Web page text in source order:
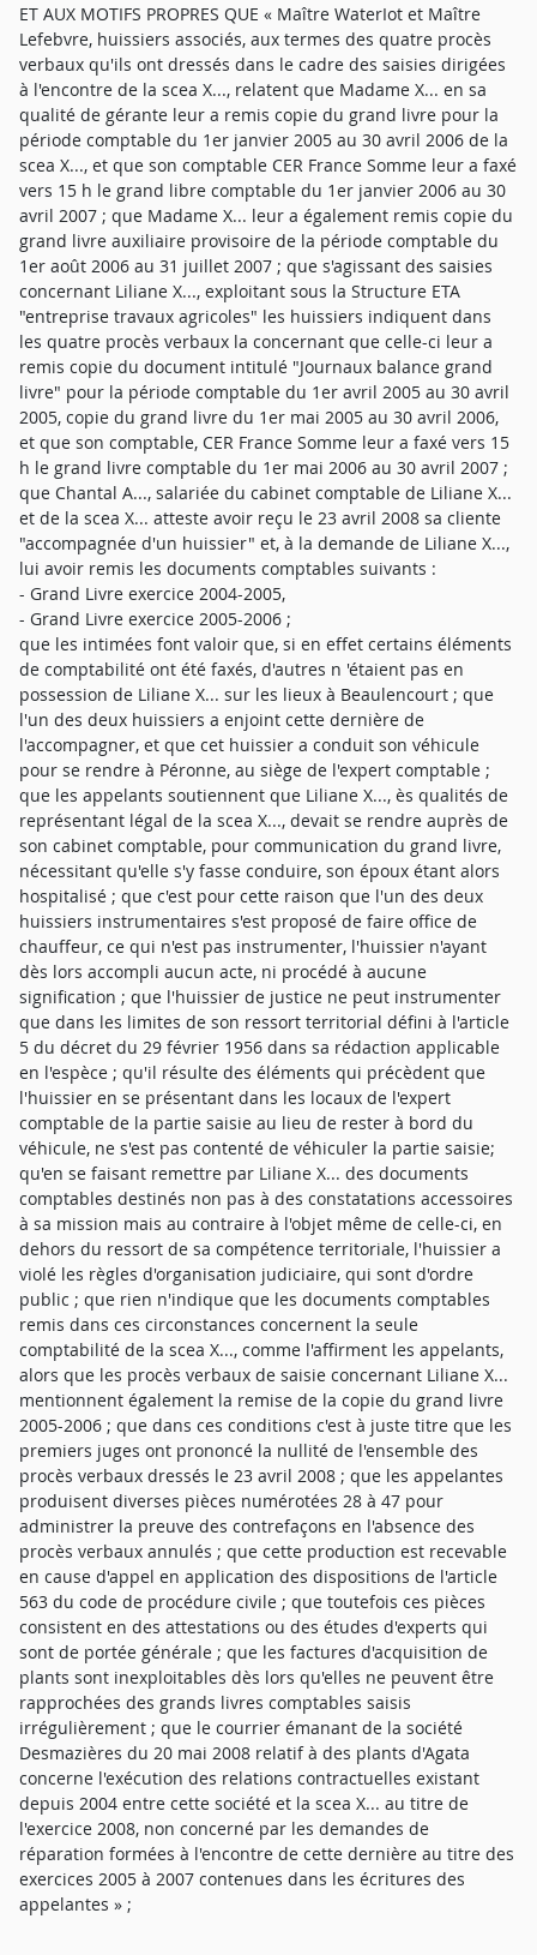
ET AUX MOTIFS PROPRES QUE « Maître WaterIot et Maître
Lefebvre, huissiers associés, aux termes des quatre procès
verbaux qu'ils ont dressés dans le cadre des saisies dirigées
à l'encontre de la scea X..., relatent que Madame X... en sa
qualité de gérante leur a remis copie du grand livre pour la
période comptable du 1er janvier 2005 au 30 avril 2006 de la
scea X..., et que son comptable CER France Somme leur a faxé
vers 15 h le grand libre comptable du 1er janvier 2006 au 30
avril 2007 ; que Madame X... leur a également remis copie du
grand livre auxiliaire provisoire de la période comptable du
1er août 2006 au 31 juillet 2007 ; que s'agissant des saisies
concernant Liliane X..., exploitant sous la Structure ETA
"entreprise travaux agricoles" les huissiers indiquent dans
les quatre procès verbaux la concernant que celle-ci leur a
remis copie du document intitulé "Journaux balance grand
livre" pour la période comptable du 1er avril 2005 au 30 avril
2005, copie du grand livre du 1er mai 2005 au 30 avril 2006,
et que son comptable, CER France Somme leur a faxé vers 15
h le grand livre comptable du 1er mai 2006 au 30 avril 2007 ;
que Chantal A..., salariée du cabinet comptable de Liliane X...
et de la scea X... atteste avoir reçu le 23 avril 2008 sa cliente
"accompagnée d'un huissier" et, à la demande de Liliane X...,
lui avoir remis les documents comptables suivants :
- Grand Livre exercice 2004-2005,
- Grand Livre exercice 2005-2006 ;
que les intimées font valoir que, si en effet certains éléments
de comptabilité ont été faxés, d'autres n 'étaient pas en
possession de Liliane X... sur les lieux à Beaulencourt ; que
l'un des deux huissiers a enjoint cette dernière de
l'accompagner, et que cet huissier a conduit son véhicule
pour se rendre à Péronne, au siège de l'expert comptable ;
que les appelants soutiennent que Liliane X..., ès qualités de
représentant légal de la scea X..., devait se rendre auprès de
son cabinet comptable, pour communication du grand livre,
nécessitant qu'elle s'y fasse conduire, son époux étant alors
hospitalisé ; que c'est pour cette raison que l'un des deux
huissiers instrumentaires s'est proposé de faire office de
chauffeur, ce qui n'est pas instrumenter, l'huissier n'ayant
dès lors accompli aucun acte, ni procédé à aucune
signification ; que l'huissier de justice ne peut instrumenter
que dans les limites de son ressort territorial défini à l'article
5 du décret du 29 février 1956 dans sa rédaction applicable
en l'espèce ; qu'il résulte des éléments qui précèdent que
l'huissier en se présentant dans les locaux de l'expert
comptable de la partie saisie au lieu de rester à bord du
véhicule, ne s'est pas contenté de véhiculer la partie saisie;
qu'en se faisant remettre par Liliane X... des documents
comptables destinés non pas à des constatations accessoires
à sa mission mais au contraire à l'objet même de celle-ci, en
dehors du ressort de sa compétence territoriale, l'huissier a
violé les règles d'organisation judiciaire, qui sont d'ordre
public ; que rien n'indique que les documents comptables
remis dans ces circonstances concernent la seule
comptabilité de la scea X..., comme l'affirment les appelants,
alors que les procès verbaux de saisie concernant Liliane X...
mentionnent également la remise de la copie du grand livre
2005-2006 ; que dans ces conditions c'est à juste titre que les
premiers juges ont prononcé la nullité de l'ensemble des
procès verbaux dressés le 23 avril 2008 ; que les appelantes
produisent diverses pièces numérotées 28 à 47 pour
administrer la preuve des contrefaçons en l'absence des
procès verbaux annulés ; que cette production est recevable
en cause d'appel en application des dispositions de l'article
563 du code de procédure civile ; que toutefois ces pièces
consistent en des attestations ou des études d'experts qui
sont de portée générale ; que les factures d'acquisition de
plants sont inexploitables dès lors qu'elles ne peuvent être
rapprochées des grands livres comptables saisis
irrégulièrement ; que le courrier émanant de la société
Desmazières du 20 mai 2008 relatif à des plants d'Agata
concerne l'exécution des relations contractuelles existant
depuis 2004 entre cette société et la scea X... au titre de
l'exercice 2008, non concerné par les demandes de
réparation formées à l'encontre de cette dernière au titre des
exercices 2005 à 2007 contenues dans les écritures des
appelantes » ;